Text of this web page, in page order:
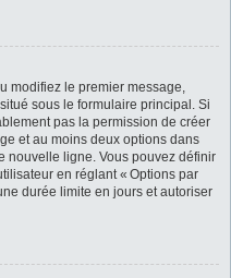
modifiez le premier message,
sous le formulaire principal. Si
pas la permission de créer
et au moins deux options dans
nouvelle ligne. Vous pouvez définir
en réglant « Options par
durée limite en jours et autoriser